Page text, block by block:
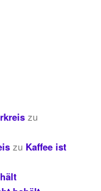
zu
zu Kaffee ist